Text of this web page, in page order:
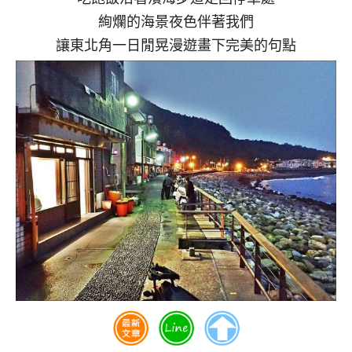
絢爛的海景夜色伴著我們
讓東北角一日閒晃漫遊畫下完美的句點